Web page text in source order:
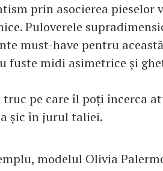
prin asocierea pieselor
Puloverele
must-have pentru
fuste midi asimetrice și
pe care îl poți încerca
șic în jurul taliei.
modelul Olivia